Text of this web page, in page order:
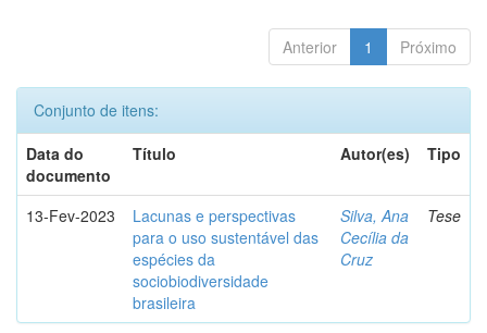
Anterior 1 Próximo
Conjunto de itens:
Data do
documento
Título Autor(es) Tipo
13-Fev-2023
Lacunas e perspectivas
para o uso sustentável das
espécies da
sociobiodiversidade
brasileira
Silva, Ana
Cecília da
Cruz
Tese